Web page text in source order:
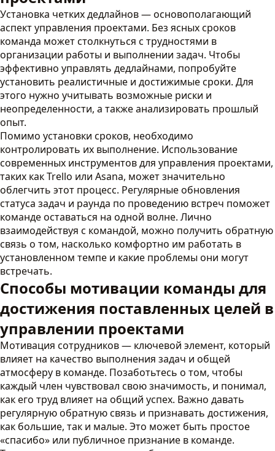
Установка четких дедлайнов — основополагающий
аспект управления проектами. Без ясных сроков
команда может столкнуться с трудностями в
организации работы и выполнении задач. Чтобы
эффективно управлять дедлайнами, попробуйте
установить реалистичные и достижимые сроки. Для
этого нужно учитывать возможные риски и
неопределенности, а также анализировать прошлый
опыт.
Помимо установки сроков, необходимо
контролировать их выполнение. Использование
современных инструментов для управления проектами,
таких как Trello или Asana, может значительно
облегчить этот процесс. Регулярные обновления
статуса задач и раунда по проведению встреч поможет
команде оставаться на одной волне. Лично
взаимодействуя с командой, можно получить обратную
связь о том, насколько комфортно им работать в
установленном темпе и какие проблемы они могут
встречать.
Способы мотивации команды для
достижения поставленных целей в
управлении проектами
Мотивация сотрудников — ключевой элемент, который
влияет на качество выполнения задач и общей
атмосферу в команде. Позаботьтесь о том, чтобы
каждый член чувствовал свою значимость, и понимал,
как его труд влияет на общий успех. Важно давать
регулярную обратную связь и признавать достижения,
как большие, так и малые. Это может быть простое
«спасибо» или публичное признание в команде.